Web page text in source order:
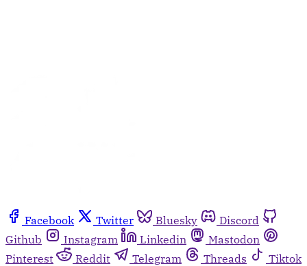
Facebook Twitter Bluesky
Discord
Github
Instagram Linkedin
Mastodon
Pinterest
Reddit Telegram Threads
Tiktok